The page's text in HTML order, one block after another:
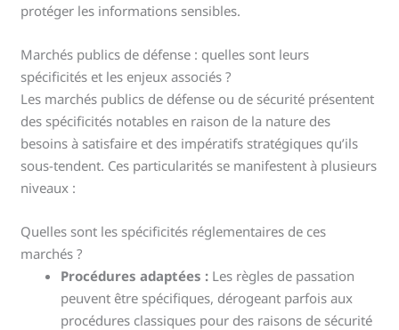
protéger les informations sensibles.
Marchés publics de défense : quelles sont leurs
spécificités et les enjeux associés ?
Les marchés publics de défense ou de sécurité présentent
des spécificités notables en raison de la nature des
besoins à satisfaire et des impératifs stratégiques qu’ils
sous-tendent. Ces particularités se manifestent à plusieurs
niveaux :
Quelles sont les spécificités réglementaires de ces
marchés ?
Procédures adaptées : Les règles de passation
peuvent être spécifiques, dérogeant parfois aux
procédures classiques pour des raisons de sécurité